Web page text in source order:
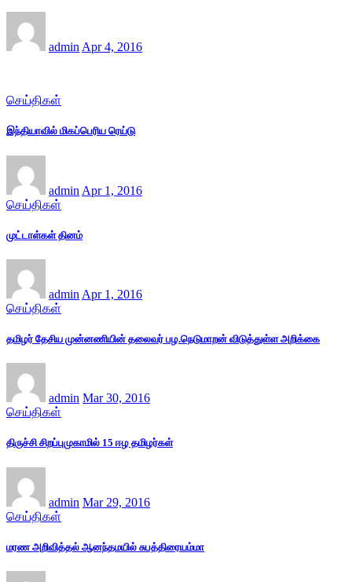
admin Apr 4, 2016
செய்திகள்
இந்தியாவில் மிகப்பெரிய ரெய்டு
admin Apr 1, 2016
செய்திகள்
முட்டாள்கள் தினம்
admin Apr 1, 2016
செய்திகள்
தமிழர் தேசிய முன்னணியின் தலைவர் பழ.நெடுமாறன் விடுத்துள்ள அறிக்கை
admin Mar 30, 2016
செய்திகள்
திருச்சி சிறப்புமுகாமில் 15 ஈழ தமிழர்கள்
admin Mar 29, 2016
செய்திகள்
மரண அறிவித்தல் ஆனந்தமயில் சுபத்திரையம்மா